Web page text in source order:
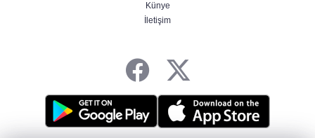
Künye
İletişim